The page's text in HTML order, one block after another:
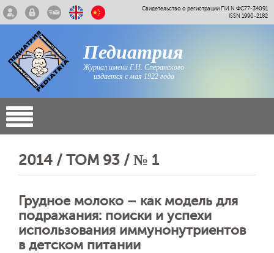
Свидетельство о регистрации ПИ N ФС77-34091
ISSN 1990-2182
Педиатрия
Журнал имени Г.Н. Сперанского
издается с мая 1922 года
2014 / ТОМ 93 / № 1
Грудное молоко – как модель для
подражания: поиски и успехи
использования иммунонутриентов
в детском питании